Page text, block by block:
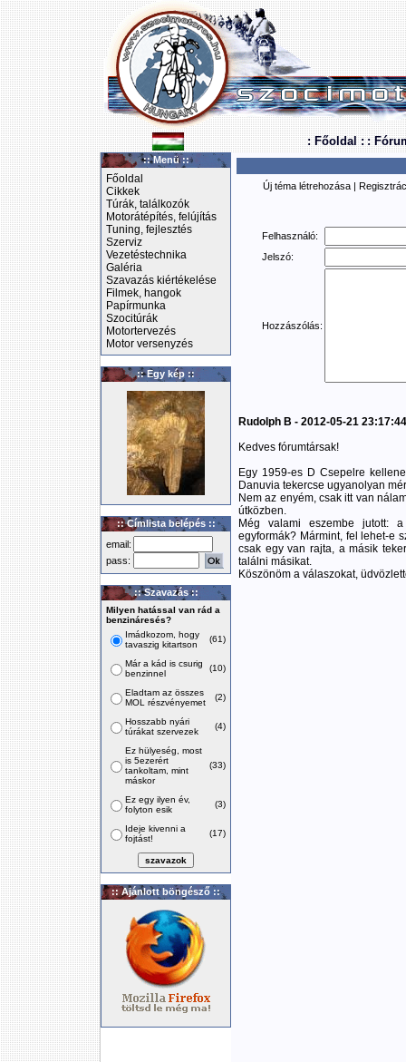
: Főoldal : :
:: Menü ::
Főoldal
Cikkek
Túrák, találkozók
Motorátépítés, felújítás
Tuning, fejlesztés
Szerviz
Vezetéstechnika
Galéria
Szavazás kiértékelése
Filmek, hangok
Papírmunka
Szocitúrák
Motortervezés
Motor versenyzés
:: Egy kép ::
:: Címlista belépés ::
email:
pass:
:: Szavazás ::
Milyen hatással van rád a
benzináresés?
Imádkozom, hogy
tavaszig kitartson
(61)
Már a kád is csurig
benzinnel
(10)
Eladtam az összes
MOL részvényemet
(2)
Hosszabb nyári
túrákat szervezek
(4)
Ez hülyeség, most
is 5ezerért
tankoltam, mint
máskor
(33)
Ez egy ilyen év,
folyton esik
(3)
Ideje kivenni a
fojtást!
(17)
:: Ajánlott böngésző ::
Új téma létrehozása |
Felhasználó:
Jelszó:
Hozzászólás:
Rudolph B - 2012-05-21 23:17:44
Kedves fórumtársak!
Egy 1959-es D Csepelre
Danuvia tekercse ugyanolyan
Nem az enyém, csak itt van
útközben.
Még valami eszembe jutott:
egyformák? Mármint, fel lehet-e
csak egy van rajta, a másik
találni másikat.
Köszönöm a válaszokat,